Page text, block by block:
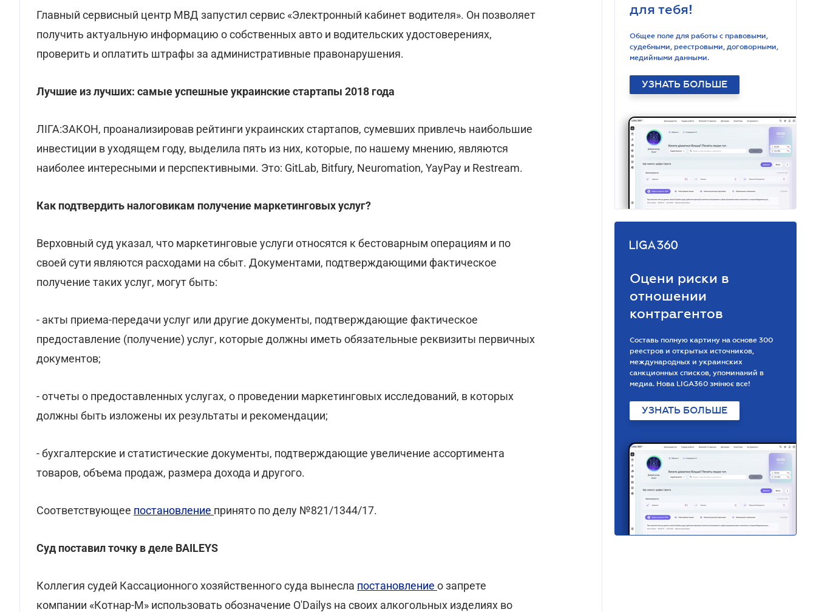
Главный сервисный центр МВД запустил сервис «Электронный кабинет водителя». Он позволяет
получить актуальную информацию о собственных авто и водительских удостоверениях,
проверить и оплатить штрафы за административные правонарушения.
Лучшие из лучших: самые успешные украинские стартапы 2018 года
ЛІГА:ЗАКОН, проанализировав рейтинги украинских стартапов, сумевших привлечь наибольшие
инвестиции в уходящем году, выделила пять из них, которые, по нашему мнению, являются
наиболее интересными и перспективными. Это: GitLab, Bitfury, Neuromation, YayPay и Restream.
Как подтвердить налоговикам получение маркетинговых услуг?
Верховный суд указал, что маркетинговые услуги относятся к бестоварным операциям и по
своей сути являются расходами на сбыт. Документами, подтверждающими фактическое
получение таких услуг, могут быть:
- акты приема-передачи услуг или другие документы, подтверждающие фактическое
предоставление (получение) услуг, которые должны иметь обязательные реквизиты первичных
документов;
- отчеты о предоставленных услугах, о проведении маркетинговых исследований, в которых
должны быть изложены их результаты и рекомендации;
- бухгалтерские и статистические документы, подтверждающие увеличение ассортимента
товаров, объема продаж, размера дохода и другого.
Соответствующее постановление принято по делу №821/1344/17.
Суд поставил точку в деле BAILEYS
Коллегия судей Кассационного хозяйственного суда вынесла постановление о запрете
компании «Котнар-М» использовать обозначение O'Dailys на своих алкогольных изделиях во
для тебя!
Общее поле для работы с правовыми,
судебными, реестровыми, договорными,
медийными данными.
УЗНАТЬ БОЛЬШЕ
Оцени риски в
отношении
контрагентов
Составь полную картину на основе 300
реестров и открытых источников,
международных и украинских
санкционных списков, упоминаний в
медиа. Нова LIGA360 змінює все!
УЗНАТЬ БОЛЬШЕ